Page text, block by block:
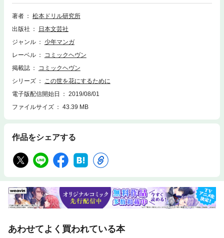
会いから、壮大な物語が始まった…!! 命懸けの戦場から帰還した良太郎
が下宿先へ向かうと、そこはうさぎも暮らす警察の女子寮“双葉寮”であっ
著者
松本ドリル研究所
出版社
日本文芸社
ジャンル
少年マンガ
レーベル
コミックヘヴン
掲載誌
コミックヘヴン
シリーズ
この世を花にするために
電子版配信開始日
2019/08/01
ファイルサイズ
43.39 MB
作品をシェアする
あわせてよく買われている本